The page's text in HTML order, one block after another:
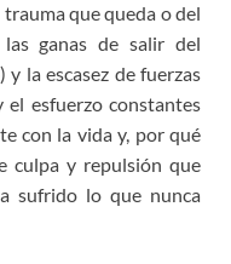
que queda o del
ganas de salir del
la escasez de fuerzas
el esfuerzo constantes
con la vida y, por qué
culpa y repulsión que
sufrido lo que nunca